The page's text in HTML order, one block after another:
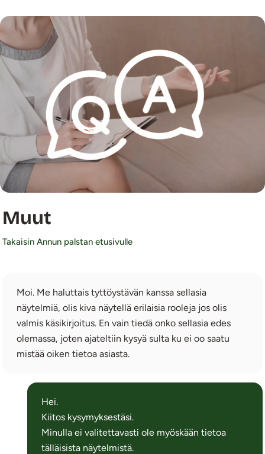
Muut
Takaisin Annun palstan etusivulle
Moi. Me haluttais tyttöystävän kanssa sellasia
näytelmiä, olis kiva näytellä erilaisia rooleja jos olis
valmis käsikirjoitus. En vain tiedä onko sellasia edes
olemassa, joten ajateltiin kysyä sulta ku ei oo saatu
mistää oiken tietoa asiasta.
Hei.
Kiitos kysymyksestäsi.
Minulla ei valitettavasti ole myöskään tietoa
tälläisista näytelmistä.